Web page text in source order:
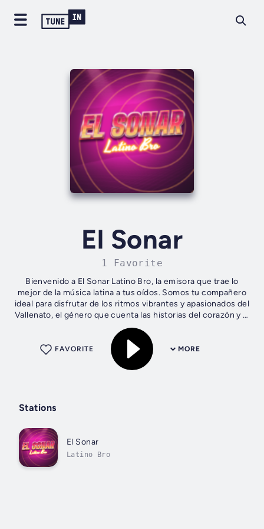
El Sonar
1 Favorite
Bienvenido a El Sonar Latino Bro, la emisora que trae lo
mejor de la música latina a tus oídos. Somos tu compañero
ideal para disfrutar de los ritmos vibrantes y apasionados del
Vallenato, el género que cuenta las historias del corazón y la
vida...
MORE
FAVORITE
Stations
El Sonar
Latino Bro